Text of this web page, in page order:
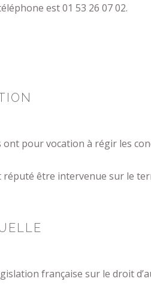
est 01 53 26 07 02.
pour vocation à régir les
être intervenue sur le
française sur le droit